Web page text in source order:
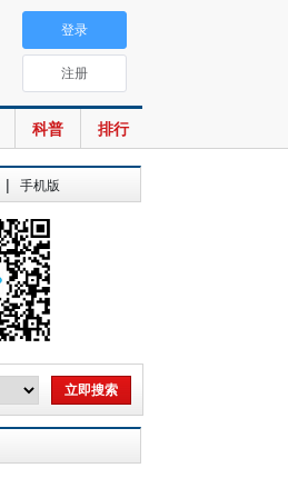
科普 排行
登录
注册
| 手机版